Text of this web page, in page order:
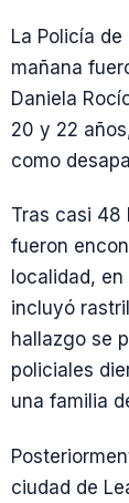
La Policía
mañana
Daniela
20 y 22
como
Tras casi 48
fueron
localidad,
incluyó
hallazgo se
policiales
una familia
ciudad de